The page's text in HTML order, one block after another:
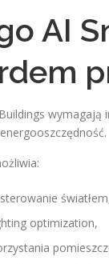
AI
optimization,